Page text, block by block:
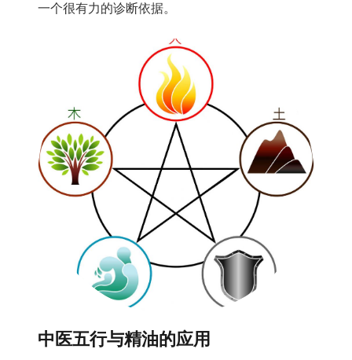
一个很有力的诊断依据。
中医五行与精油的应用